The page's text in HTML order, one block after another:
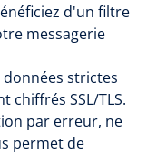
d'un filtre
messagerie
strictes
chiffrés SSL/TLS.
par erreur, ne
permet de